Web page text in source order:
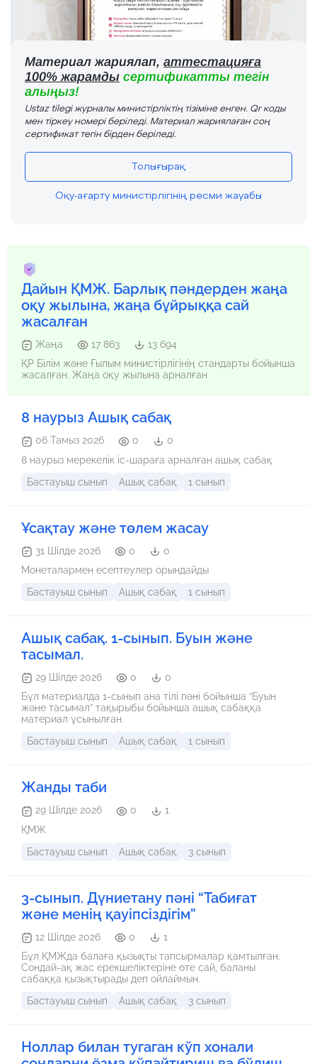
Материал жариялап, аттестацияға
100% жарамды сертификатты тегін
алыңыз!
Ustaz tilegi журналы министірліктің тізіміне енген. Qr коды
мен тіркеу номері беріледі. Материал жариялаған соң
сертификат тегін бірден беріледі.
Толығырақ
Оқу-ағарту министірлігінің ресми жауабы
Дайын ҚМЖ. Барлық пәндерден жаңа
оқу жылына, жаңа бұйрыққа сай
жасалған
Жаңа 17 863
13 694
ҚР Білім және Ғылым министірлігінің стандарты бойынша
жасалған. Жаңа оқу жылына арналған
8 наурыз Ашық сабақ
06 Тамыз 2026 0
0
8 наурыз мерекелік іс-шараға арналған ашық сабақ
Бастауыш сынып
Ашық сабақ 1 сынып
Ұсақтау және төлем жасау
31 Шілде 2026 0
0
Монеталармен есептеулер орындайды
Бастауыш сынып
Ашық сабақ 1 сынып
Ашық сабақ. 1-сынып. Буын және
тасымал.
29 Шілде 2026 0
0
Бұл материалда 1-сынып ана тілі пәні бойынша “Буын
және тасымал” тақырыбы бойынша ашық сабаққа
материал ұсынылған.
Бастауыш сынып
Ашық сабақ 1 сынып
Жанды таби
29 Шілде 2026 0
1
ҚМЖ
Бастауыш сынып
Ашық сабақ 3 сынып
3-сынып. Дүниетану пәні “Табиғат
және менің қауіпсіздігім”
12 Шілде 2026 0
1
Бұл ҚМЖда балаға қызықты тапсырмалар қамтылған.
Сондай-ақ жас ерекшеліктеріне өте сай, баланы
сабаққа қызықтырады деп ойлаймын.
Бастауыш сынып
Ашық сабақ 3 сынып
Ноллар билан тугаган кўп хонали